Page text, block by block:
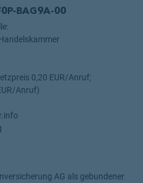
BAG9A-00
0,20 EUR/Anruf;
Anruf)
AG als gebundener